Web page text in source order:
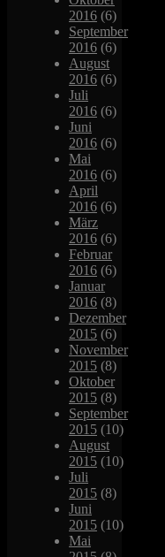
2016 (6)
September
2016 (6)
August
2016 (6)
Juli
2016 (6)
Juni
2016 (6)
Mai
2016 (6)
April
2016 (6)
März
2016 (6)
Februar
2016 (6)
Januar
2016 (8)
Dezember
2015 (6)
November
2015 (8)
Oktober
2015 (8)
September
2015 (10)
August
2015 (10)
Juli
2015 (8)
Juni
2015 (10)
Mai